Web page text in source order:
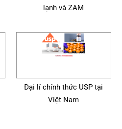
lạnh và ZAM
Đại lí chính thức USP tại
Việt Nam